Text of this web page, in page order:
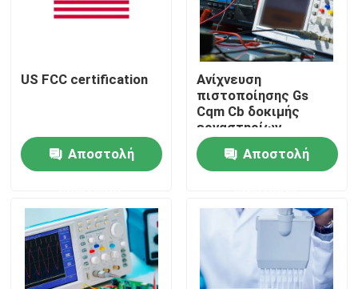
εξεταστικά προϊόντα
Υπηρεσία πιστοποίησης
US FCC certification
Αποστολή
Ανίχνευση
πιστοποίησης Gs
Cqm Cb δοκιμής
εργαστηρίων
λαμπτήρων φακών
και υπηρεσία
πιστοποίησης
Αποστολή